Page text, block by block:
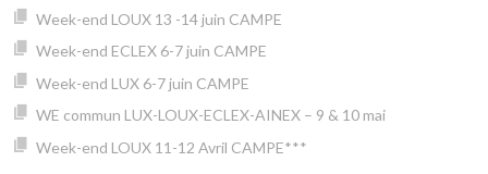
Week-end LOUX 13 -14 juin CAMPE
Week-end ECLEX 6-7 juin CAMPE
Week-end LUX 6-7 juin CAMPE
WE commun LUX-LOUX-ECLEX-AINEX – 9 & 10 mai
Week-end LOUX 11-12 Avril CAMPE***